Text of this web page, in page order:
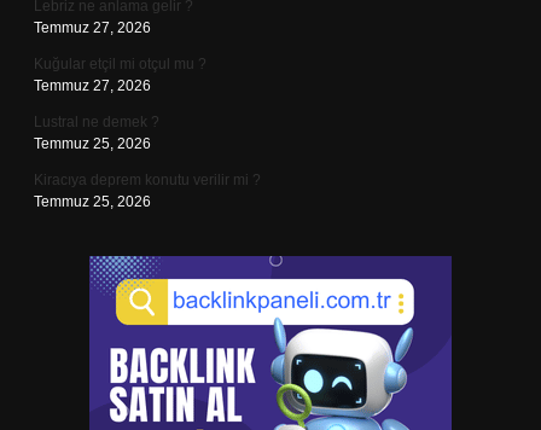
Lebriz ne anlama gelir ?
Temmuz 27, 2026
Kuğular etçil mi otçul mu ?
Temmuz 27, 2026
Lustral ne demek ?
Temmuz 25, 2026
Kiracıya deprem konutu verilir mi ?
Temmuz 25, 2026